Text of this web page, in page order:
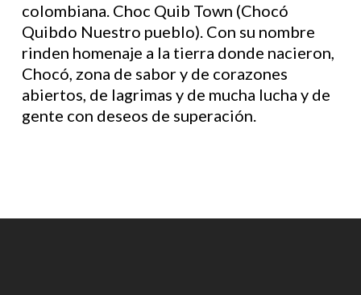
colombiana. Choc Quib Town (Chocó
Quibdo Nuestro pueblo). Con su nombre
rinden homenaje a la tierra donde nacieron,
Chocó, zona de sabor y de corazones
abiertos, de lagrimas y de mucha lucha y de
gente con deseos de superación.